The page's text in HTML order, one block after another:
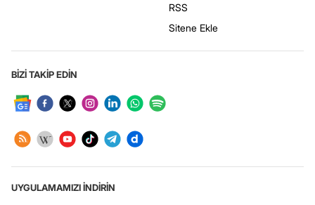
RSS
Sitene Ekle
BİZİ TAKİP EDİN
UYGULAMAMIZI İNDİRİN